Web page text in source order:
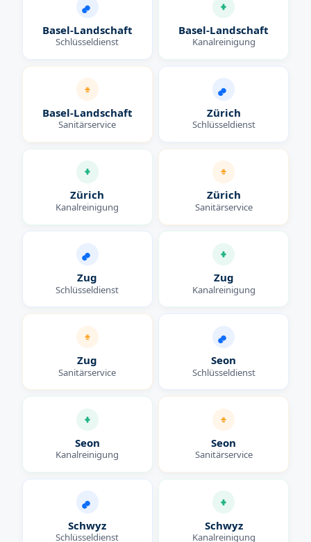
Basel-Landschaft
Schlüsseldienst
Basel-Landschaft
Kanalreinigung
Basel-Landschaft
Sanitärservice
Zürich
Schlüsseldienst
Zürich
Kanalreinigung
Zürich
Sanitärservice
Zug
Schlüsseldienst
Zug
Kanalreinigung
Zug
Sanitärservice
Seon
Schlüsseldienst
Seon
Kanalreinigung
Seon
Sanitärservice
Schwyz
Schlüsseldienst
Schwyz
Kanalreinigung